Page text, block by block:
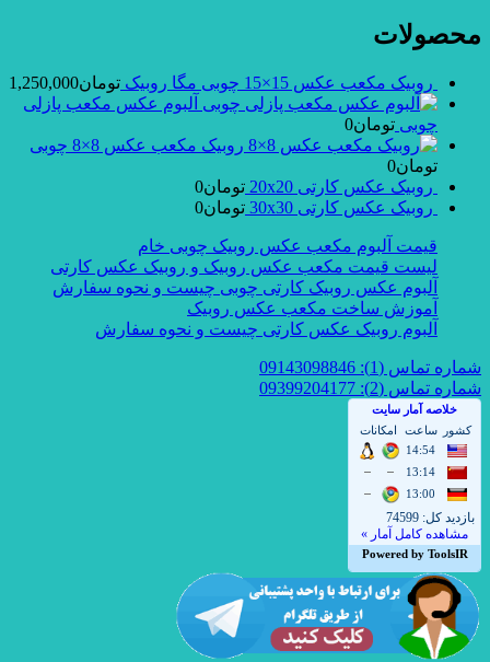
محصولات
روبیک مکعب عکس 15×15 چوبی مگا روبیک تومان1,250,000
آلبوم عکس مکعب پازلی
چوبی تومان0
روبیک مکعب عکس 8×8 چوبی
تومان0
روبیک عکس کارتی 20x20
تومان0
روبیک عکس کارتی 30x30
تومان0
قیمت آلبوم مکعب عکس روبیک چوبی خام
لیست قیمت مکعب عکس روبیک و روبیک عکس کارتی
آلبوم عکس روبیک کارتی چوبی چیست و نحوه سفارش
آموزش ساخت مکعب عکس روبیک
آلبوم روبیک عکس کارتی چیست و نحوه سفارش
شماره تماس (1): 09143098846
شماره تماس (2): 09399204177